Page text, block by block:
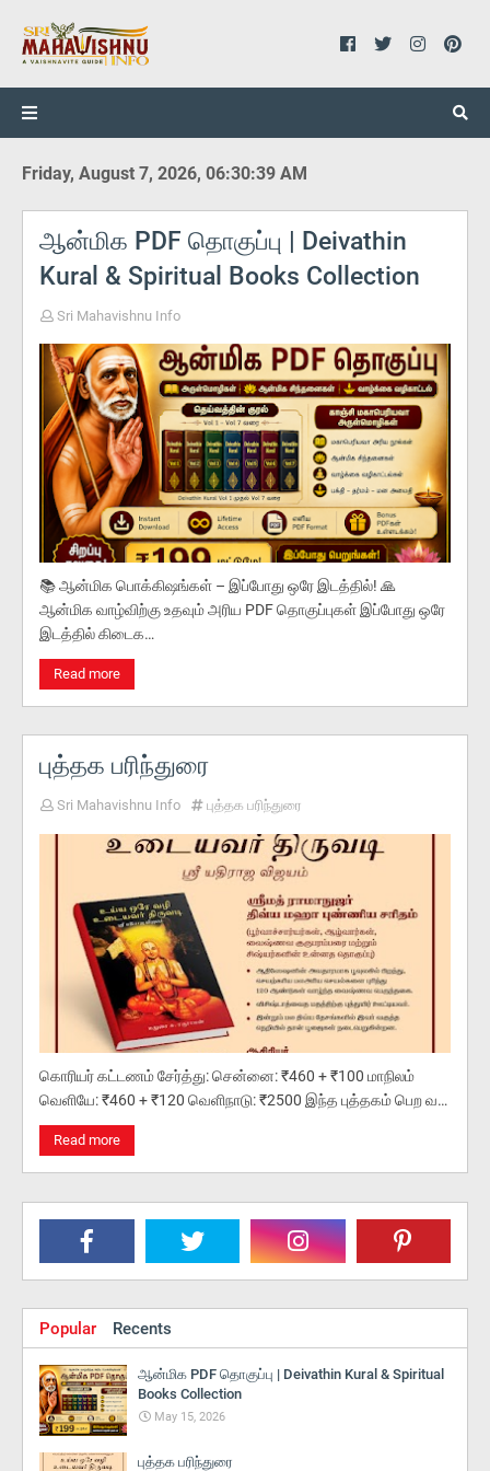
Friday, August 7, 2026, 06:30:40 AM
ஆன்மிக PDF தொகுப்பு | Deivathin
Kural & Spiritual Books Collection
Sri Mahavishnu Info
📚 ஆன்மிக பொக்கிஷங்கள் – இப்போது ஒரே இடத்தில்! 🙏
ஆன்மிக வாழ்விற்கு உதவும் அரிய PDF தொகுப்புகள் இப்போது ஒரே
இடத்தில் கிடைக…
Read more
புத்தக பரிந்துரை
Sri Mahavishnu Info புத்தக பரிந்துரை
கொரியர் கட்டணம் சேர்த்து: சென்னை: ₹460 + ₹100 மாநிலம்
வெளியே: ₹460 + ₹120 வெளிநாடு: ₹2500 இந்த புத்தகம் பெற வ…
Read more
Popular Recents
ஆன்மிக PDF தொகுப்பு | Deivathin Kural & Spiritual
Books Collection
May 15, 2026
புத்தக பரிந்துரை